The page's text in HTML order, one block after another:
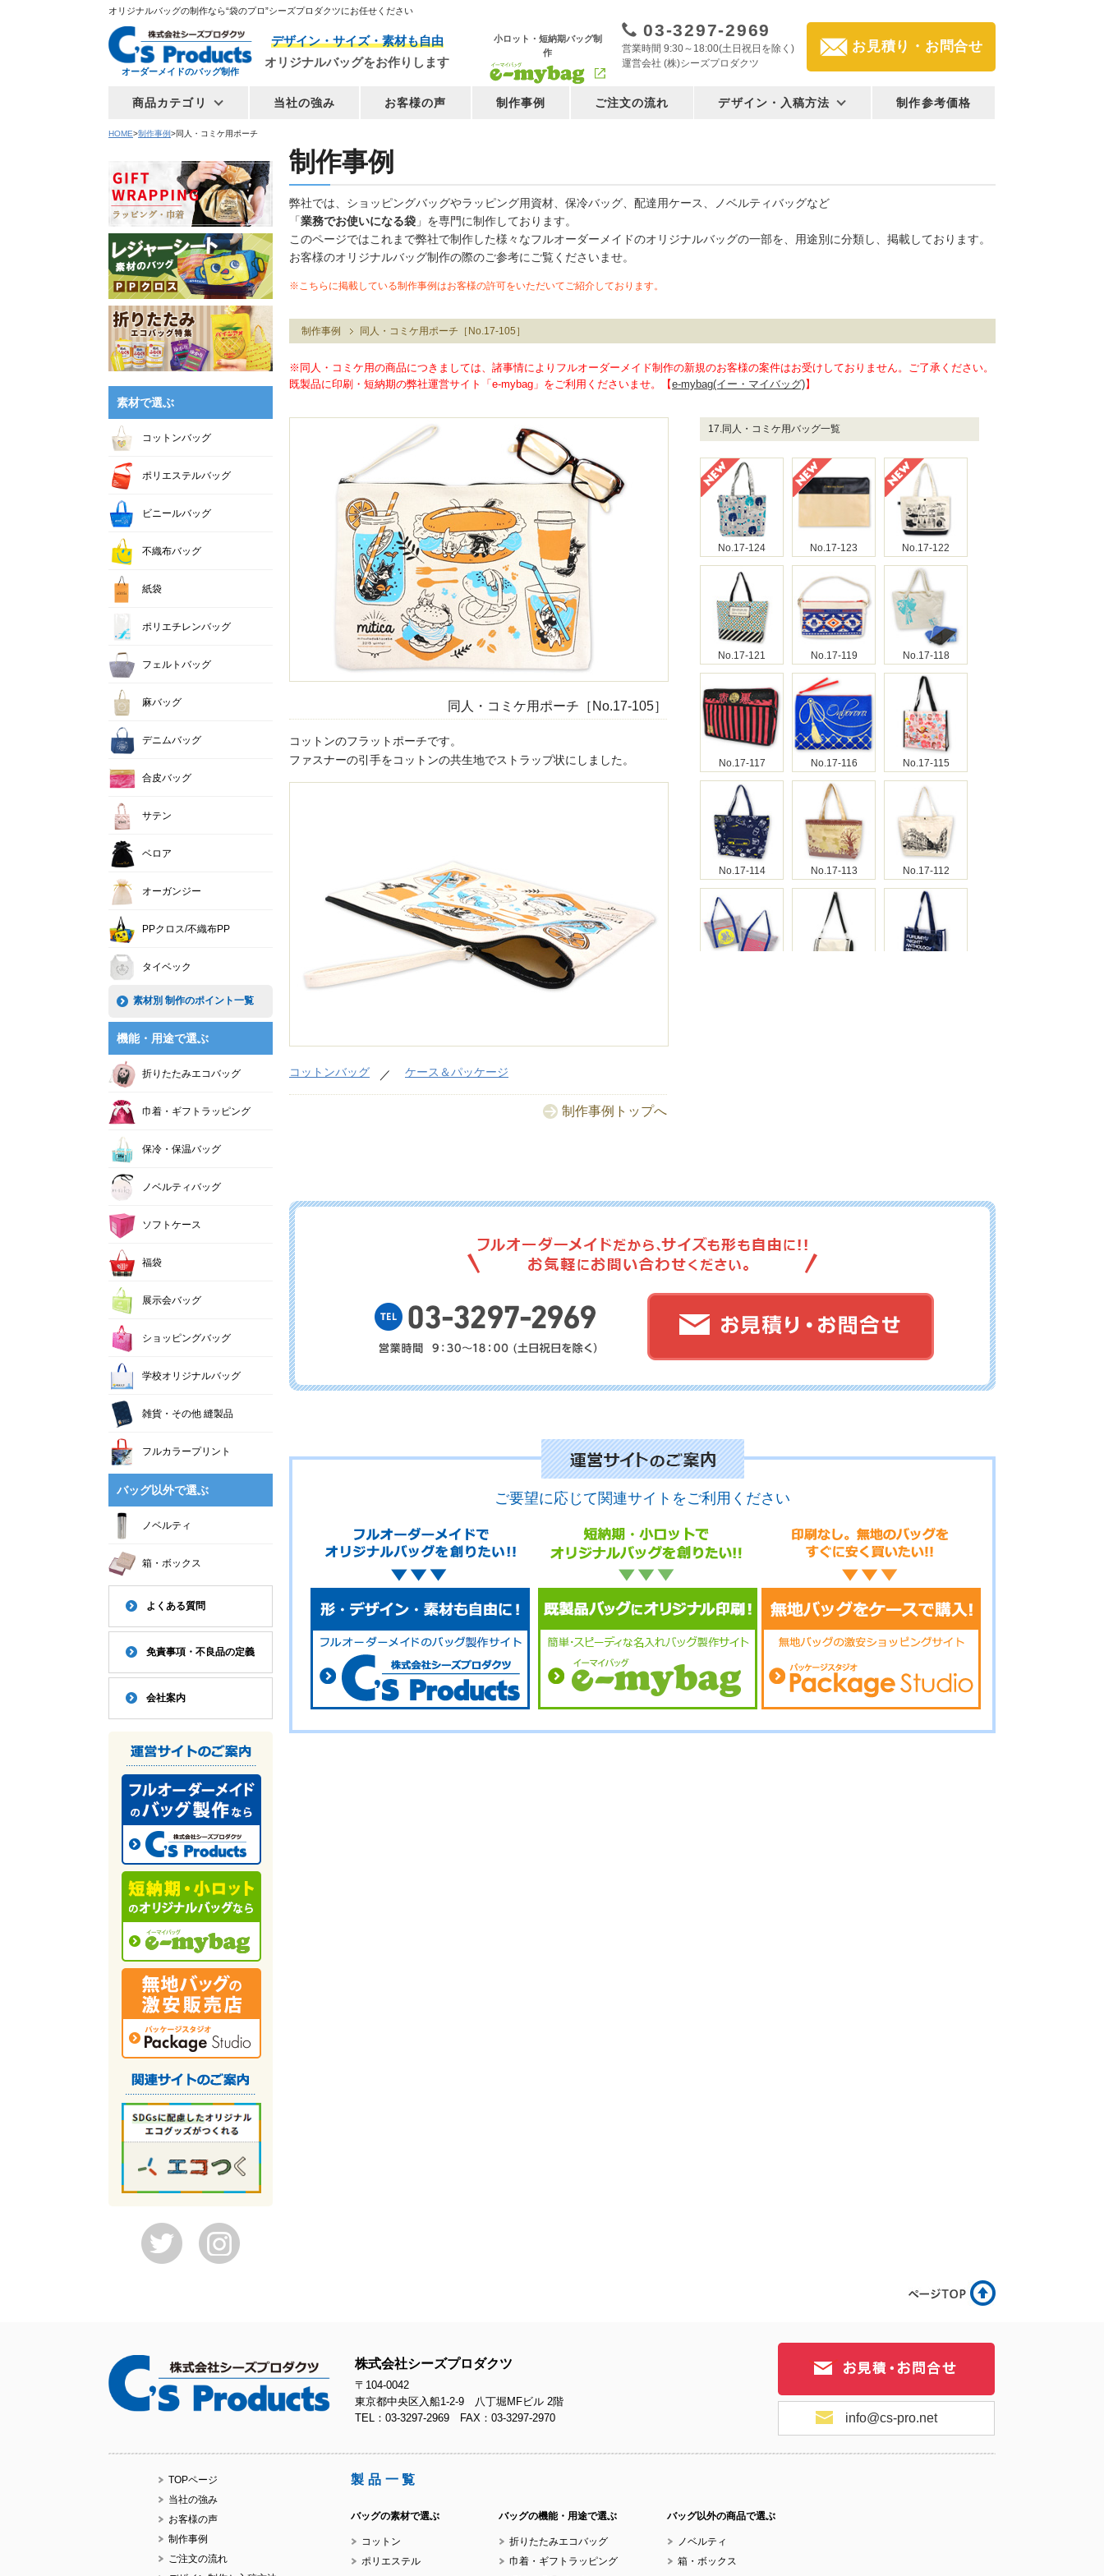
オリジナルバッグの制作なら“袋のプロ”シーズプロダクツにお任せください
オーダーメイドのバッグ制作
デザイン・サイズ・素材も自由
オリジナルバッグをお作りします
小ロット・短納期バッグ制
作
03-3297-2969
営業時間 9:30～18:00(土日祝日を除く)
運営会社 (株)シーズプロダクツ
お見積り・お問合せ
商品カテゴリ 当社の強み お客様の声 制作事例 ご注文の流れ デザイン・入稿方法 制作参考価格
HOME 制作事例 同人・コミケ用ポーチ
制作事例
弊社では、ショッピングバッグやラッピング用資材、保冷バッグ、配達用ケース、ノベルティバッグなど
「業務でお使いになる袋 」を専門に制作しております。
このページではこれまで弊社で制作した様々なフルオーダーメイドのオリジナルバッグの一部を、用途別に分類し、掲載しております。
お客様のオリジナルバッグ制作の際のご参考にご覧くださいませ。
※こちらに掲載している制作事例はお客様の許可をいただいてご紹介しております。
制作事例 同人・コミケ用ポーチ［No.17-105］
※同人・コミケ用の商品につきましては、諸事情によりフルオーダーメイド制作の新規のお客様の案件はお受けしておりません。ご了承ください。
既製品に印刷・短納期の弊社運営サイト「e-mybag」をご利用くださいませ。【e-mybag(イー・マイバッグ)】
同人・コミケ用ポーチ［No.17-105］
コットンのフラットポーチです。
ファスナーの引手をコットンの共生地でストラップ状にしました。
コットンバッグ ケース＆パッケージ
制作事例トップへ
17.同人・コミケ用バッグ一覧
No.17-124 No.17-123 No.17-122
No.17-121 No.17-119 No.17-118
No.17-117 No.17-116 No.17-115
No.17-114 No.17-113 No.17-112
No.17-098
No.17-086 No.17-085 No.17-084
No.17-066 No.17-065
ご要望に応じて関連サイトをご利用ください
素材で選ぶ
コットンバッグ
ポリエステルバッグ
ビニールバッグ
不織布バッグ
紙袋
ポリエチレンバッグ
フェルトバッグ
麻バッグ
デニムバッグ
合皮バッグ
サテン
ベロア
オーガンジー
PPクロス/不織布PP
タイベック
素材別 制作のポイント一覧
機能・用途で選ぶ
折りたたみエコバッグ
巾着・ギフトラッピング
保冷・保温バッグ
ノベルティバッグ
ソフトケース
福袋
展示会バッグ
ショッピングバッグ
学校オリジナルバッグ
雑貨・その他 縫製品
フルカラープリント
バッグ以外で選ぶ
ノベルティ
箱・ボックス
よくある質問
免責事項・不良品の定義
会社案内
株式会社シーズプロダクツ
〒104-0042
東京都中央区入船1-2-9 八丁堀MFビル 2階
TEL：03-3297-2969 FAX：03-3297-2970
info@cs-pro.net
TOPページ
当社の強み
お客様の声
制作事例
ご注文の流れ
製品一覧
バッグの素材で選ぶ
コットン
ポリエステル
バッグの機能・用途で選ぶ
折りたたみエコバッグ
巾着・ギフトラッピング
バッグ以外の商品で選ぶ
ノベルティ
箱・ボックス